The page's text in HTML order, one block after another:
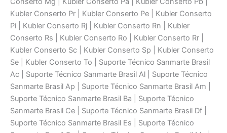
Kubler Conserto Pr | Kubler Conserto Pe | Kubler Conserto
Pi | Kubler Conserto Rj | Kubler Conserto Rn | Kubler
Conserto Rs | Kubler Conserto Ro | Kubler Conserto Rr |
Kubler Conserto Sc | Kubler Conserto Sp | Kubler Conserto
Se | Kubler Conserto To | Suporte Técnico Sanmarte Brasil
Ac | Suporte Técnico Sanmarte Brasil Al | Suporte Técnico
Sanmarte Brasil Ap | Suporte Técnico Sanmarte Brasil Am |
Suporte Técnico Sanmarte Brasil Ba | Suporte Técnico
Sanmarte Brasil Ce | Suporte Técnico Sanmarte Brasil Df |
Suporte Técnico Sanmarte Brasil Es | Suporte Técnico